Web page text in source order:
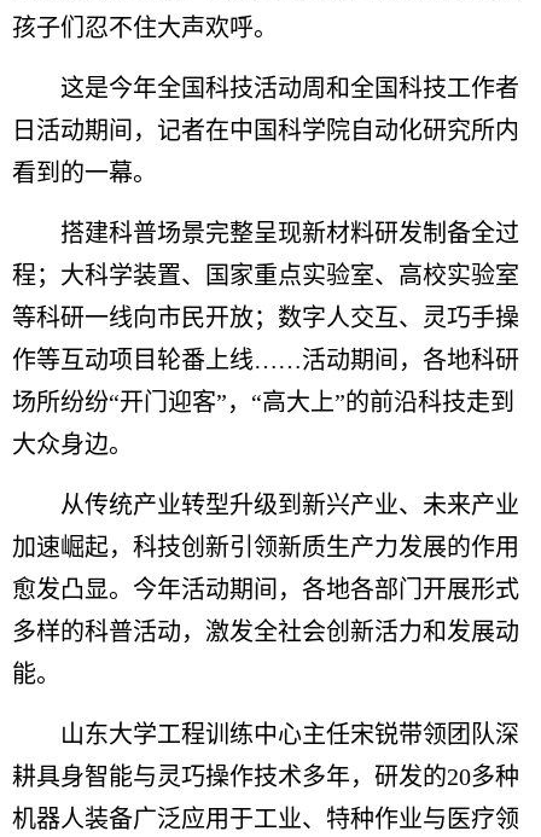
孩子们忍不住大声欢呼。
这是今年全国科技活动周和全国科技工作者
日活动期间，记者在中国科学院自动化研究所内
看到的一幕。
搭建科普场景完整呈现新材料研发制备全过
程；大科学装置、国家重点实验室、高校实验室
等科研一线向市民开放；数字人交互、灵巧手操
作等互动项目轮番上线……活动期间，各地科研
场所纷纷“开门迎客”，“高大上”的前沿科技走到
大众身边。
从传统产业转型升级到新兴产业、未来产业
加速崛起，科技创新引领新质生产力发展的作用
愈发凸显。今年活动期间，各地各部门开展形式
多样的科普活动，激发全社会创新活力和发展动
能。
山东大学工程训练中心主任宋锐带领团队深
耕具身智能与灵巧操作技术多年，研发的20多种
机器人装备广泛应用于工业、特种作业与医疗领